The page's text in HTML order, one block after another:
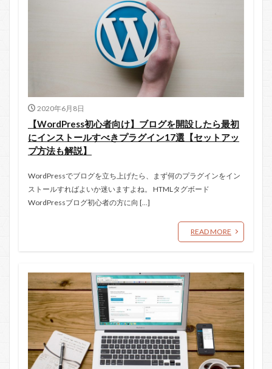
2020年6月8日
【WordPress初心者向け】ブログを開設したら最初
にインストールすべきプラグイン17選【セットアッ
プ方法も解説】
WordPressでブログを立ち上げたら、まず何のプラグインをイン
ストールすればよいか迷いますよね。 HTMLタグボード
WordPressブログ初心者の方に向 […]
READ MORE